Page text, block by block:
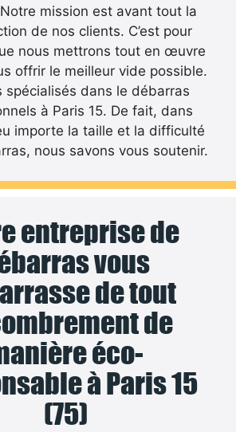
mission est avant tout la
de nos clients. C’est pour
nous mettrons tout en œuvre
offrir le meilleur vide possible.
spécialisés dans le débarras
à Paris 15. De fait, dans
importe la taille et la difficulté
nous savons vous soutenir.
entreprise de
vous
de tout
de
éco-
à Paris 15
(75)